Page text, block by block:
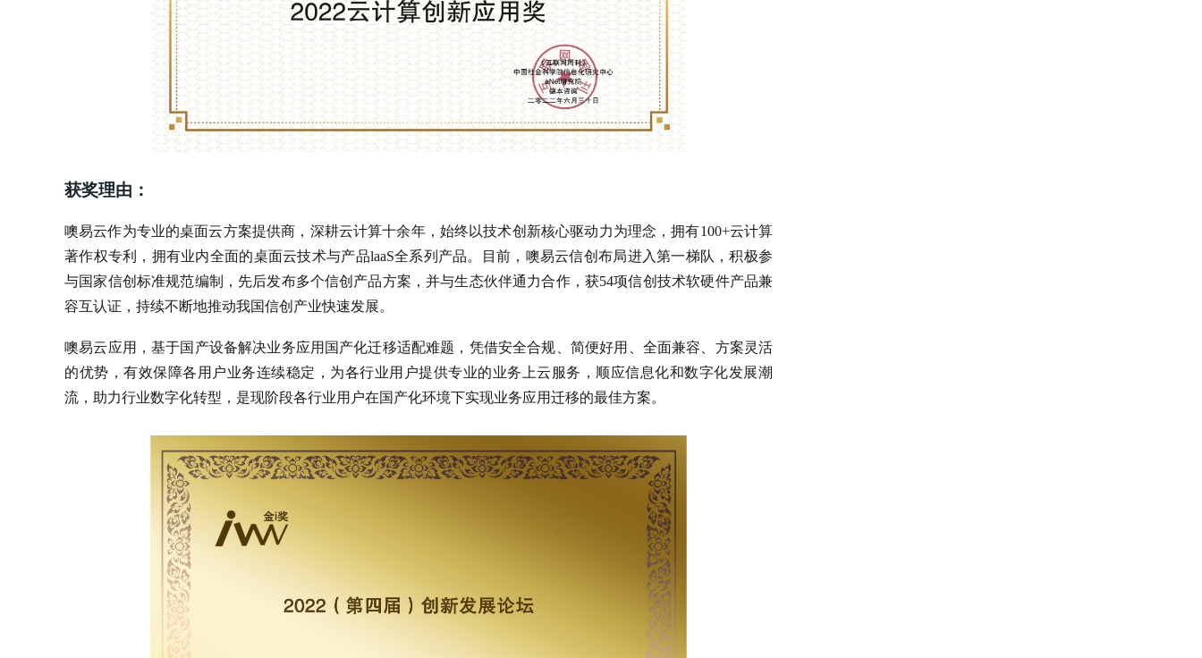
获奖理由：
噢易云作为专业的桌面云方案提供商，深耕云计算十余年，始终以技术创新核心驱动力为理念，拥有100+云计算
著作权专利，拥有业内全面的桌面云技术与产品laaS全系列产品。目前，噢易云信创布局进入第一梯队，积极参
与国家信创标准规范编制，先后发布多个信创产品方案，并与生态伙伴通力合作，获54项信创技术软硬件产品兼
容互认证，持续不断地推动我国信创产业快速发展。
噢易云应用，基于国产设备解决业务应用国产化迁移适配难题，凭借安全合规、简便好用、全面兼容、方案灵活
的优势，有效保障各用户业务连续稳定，为各行业用户提供专业的业务上云服务，顺应信息化和数字化发展潮
流，助力行业数字化转型，是现阶段各行业用户在国产化环境下实现业务应用迁移的最佳方案。